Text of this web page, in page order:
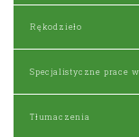
Rękodzieło
Specjalistyczne prace
Tłumaczenia